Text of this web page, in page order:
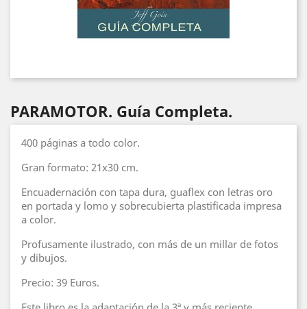
PARAMOTOR. Guía Completa.
400 páginas a todo color.
Gran formato: 21x30 cm.
Encuadernación con tapa dura, guaflex con letras oro
en portada y lomo y sobrecubierta plastificada impresa
a color.
Profusamente ilustrado, con más de un millar de fotos
y dibujos.
Precio: 39 Euros.